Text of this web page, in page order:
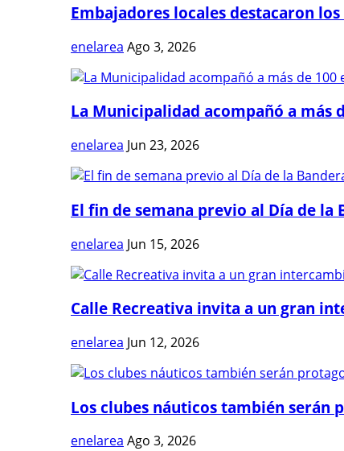
Embajadores locales destacaron
enelarea Ago 3, 2026
La Municipalidad acompañó a más
enelarea Jun 23, 2026
El fin de semana previo al Día de la
enelarea Jun 15, 2026
Calle Recreativa invita a un gran
enelarea Jun 12, 2026
Los clubes náuticos también serán
enelarea Ago 3, 2026